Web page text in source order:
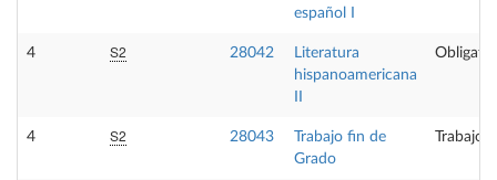
español I
4 S2 28042
Literatura
hispanoamericana
4 S2 28043
Trabajo fin de
Grado
Trabajo